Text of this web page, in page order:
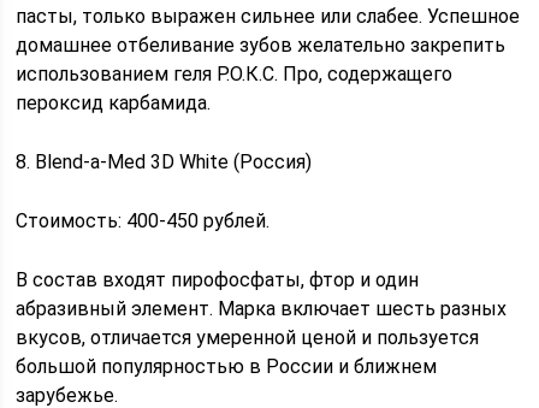
пасты, только выражен сильнее или слабее. Успешное
домашнее отбеливание зубов желательно закрепить
использованием геля Р.О.К.С. Про, содержащего
пероксид карбамида.
8. Blend-a-Med 3D White (Россия)
Стоимость: 400-450 рублей.
В состав входят пирофосфаты, фтор и один
абразивный элемент. Марка включает шесть разных
вкусов, отличается умеренной ценой и пользуется
большой популярностью в России и ближнем
зарубежье.